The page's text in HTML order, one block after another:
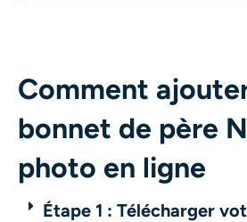
Comment
bonnet de père
photo en ligne
Étape 1 : Télécharger